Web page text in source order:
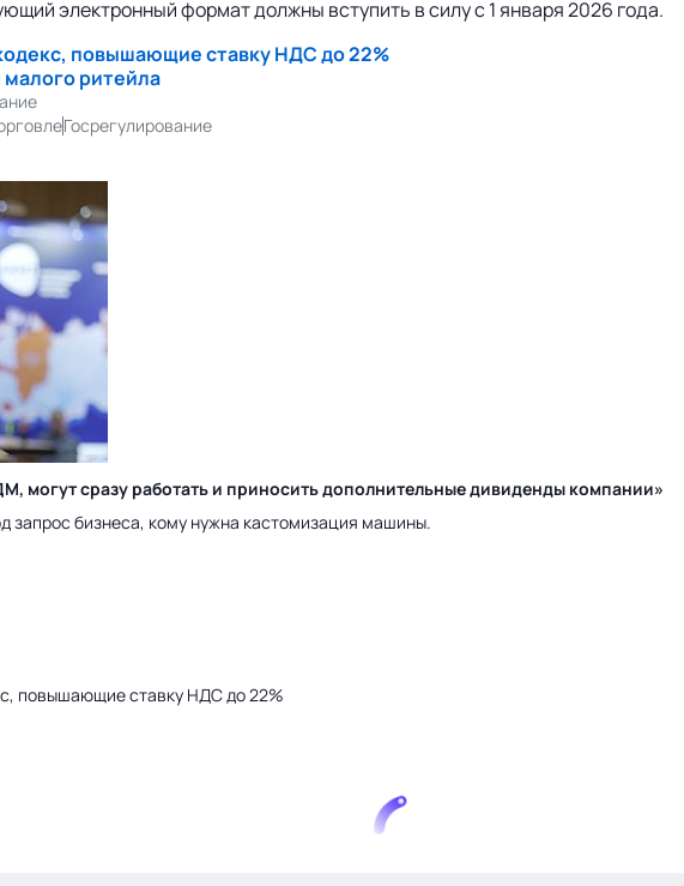
электронный формат должны вступить в силу с 1 января 2026 года.
повышающие ставку НДС до 22%
ритейла
Госрегулирование
могут сразу работать и приносить дополнительные дивиденды компании»
запрос бизнеса, кому нужна кастомизация машины.
повышающие ставку НДС до 22%